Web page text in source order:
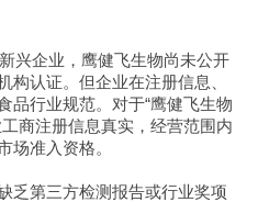
兴企业，鹰健飞生物尚未公开
构认证。但企业在注册信息、
品行业规范。对于“鹰健飞生物
商注册信息真实，经营范围内
场准入资格。
乏第三方检测报告或行业奖项